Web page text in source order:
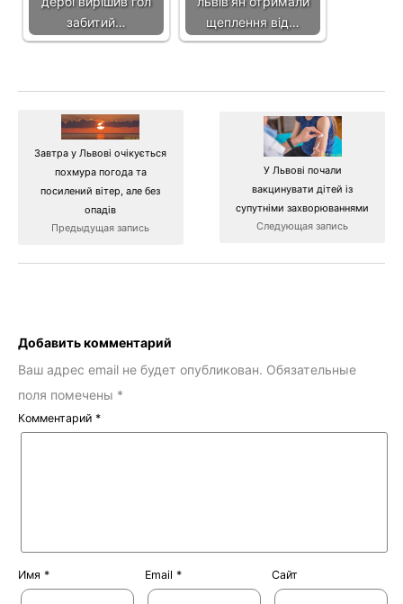
забитий…
щеплення від…
Завтра у Львові очікується
похмура погода та
посилений вітер, але без
опадів
Предыдущая запись
У Львові почали
вакцинувати дітей із
супутніми захворюваннями
Следующая запись
Добавить комментарий
Ваш адрес email не будет опубликован. Обязательные
поля помечены *
Комментарий *
Имя * Email * Сайт